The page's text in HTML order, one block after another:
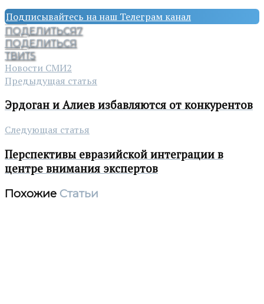
Подписывайтесь на наш Телеграм канал
ПОДЕЛИТЬСЯ7
ПОДЕЛИТЬСЯ
ТВИТ5
Новости СМИ2
Предыдущая статья
Эрдоган и Алиев избавляются от конкурентов
Следующая статья
Перспективы евразийской интеграции в
центре внимания экспертов
Похожие Статьи